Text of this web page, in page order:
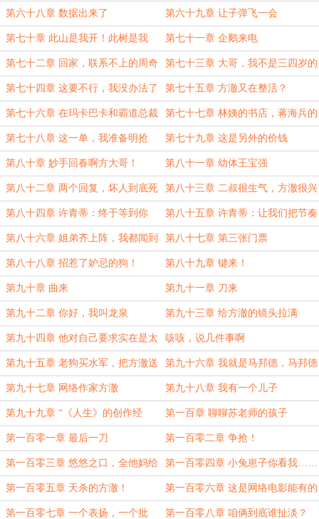
第六十八章 数据出来了 第六十九章 让子弹飞一会
第七十章 此山是我开！此树是我
栽！
第七十一章 企鹅来电
第七十二章 回家，联系不上的周奇 第七十三章 大哥，我不是三四岁的
孩子了
第七十四章 这要不行，我没办法了 第七十五章 方澈又在整活？
第七十六章 在玛卡巴卡和霸道总裁
之间
第七十七章 林姨的书店，蒋海兵的
求助
第七十八章 这一单，我准备明抢 第七十九章 这是另外的价钱
第八十章 妙手回春啊方大哥！ 第八十一章 幼体王宝强
第八十二章 两个回复，坏人到底死
不死？
第八十三章 二叔很生气，方澈很兴
奋
第八十四章 许青蒂：终于等到你 第八十五章 许青蒂：让我们把节奏
调快一点
第八十六章 姐弟齐上阵，我都闻到
味了！
第八十七章 第三张门票
第八十八章 招惹了妒忌的狗！ 第八十九章 键来！
第九十章 曲来 第九十一章 刀来
第九十二章 你好，我叫龙泉 第九十三章 给方澈的镜头拉满
第九十四章 他对自己要求实在是太
高了
咳咳，说几件事啊
第九十五章 老狗买水军，把方澈送
到起飞！
第九十六章 我就是马邦德，马邦德
就是我！
第九十七章 网络作家方澈 第九十八章 我有一个儿子
第九十九章 “《人生》的创作经
历”（舵主第一负豪加更）
第一百章 聊聊苏老师的孩子
第一百零一章 最后一刀 第一百零二章 争抢！
第一百零三章 悠悠之口，全他妈给
我堵住！
第一百零四章 小兔崽子你看我……
给你整个助攻的！
第一百零五章 天杀的方澈！ 第一百零六章 这是网络电影能有的
票房？
第一百零七章 一个表扬，一个批 第一百零八章 咱俩到底谁扯淡？